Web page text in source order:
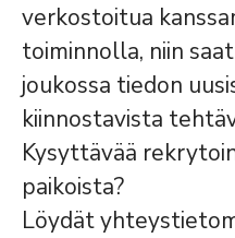
verkostoitua
toiminnolla, niin
joukossa tiedon
kiinnostavista
Kysyttävää
paikoista?
Löydät